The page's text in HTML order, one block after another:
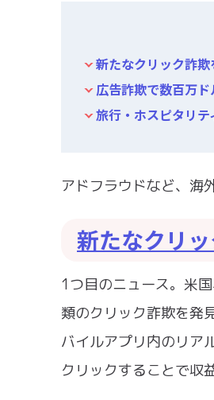
新たなクリック詐
広告詐欺で数百万
旅行・ホスピタリ
アドフラウドなど、海
新たなクリ
1つ目のニュース。米
類のクリック詐欺を発
バイルアプリ内のリア
クリックすることで収